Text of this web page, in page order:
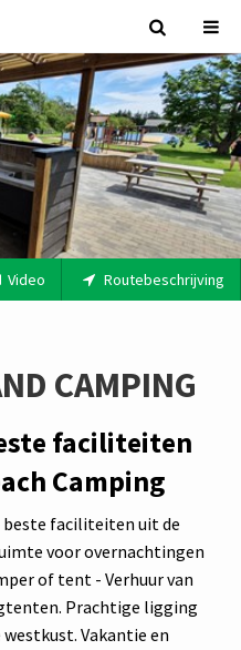
Video Routebeschrijving
CAMPING
faciliteiten
Camping
beste faciliteiten uit de
voor overnachtingen
of tent - Verhuur van
Prachtige ligging
Vakantie en